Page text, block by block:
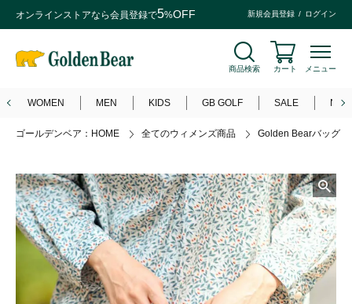
オンラインストアなら会員登録で5%OFF 新規会員登録 ログイン
商品検索 カート メニュー
WOMEN MEN KIDS GB GOLF SALE
ゴールデンベア：HOME 全てのウィメンズ商品 Golden Bearバッグ